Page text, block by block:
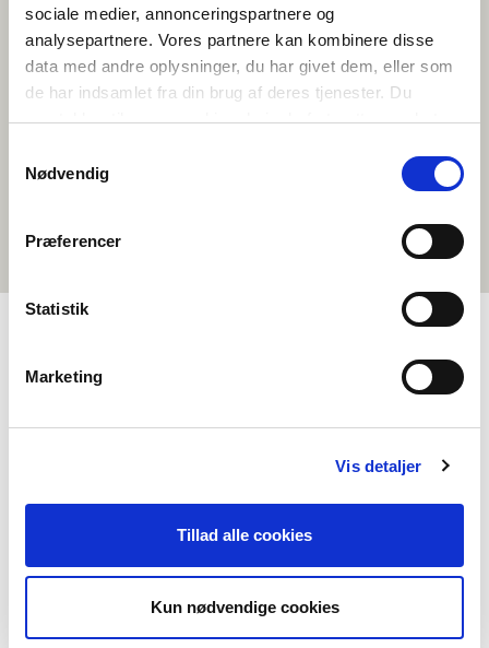
sociale medier, annonceringspartnere og
analysepartnere. Vores partnere kan kombinere disse
data med andre oplysninger, du har givet dem, eller som
de har indsamlet fra din brug af deres tjenester. Du
samtykker til vores cookies, hvis du fortsætter med at
Nødvendig
Præferencer
Statistik
Marketing
Vis detaljer
Tillad alle cookies
Kun nødvendige cookies
VALMYND
Um okkur
Önnur verkefni okkar
Norrænt samstarf
Vefsíðan TegnTube er hugsuð fyrir börn og ungmenni á
Norðurlöndunum, sem eru forvitin um táknmál, en einnig
aðstandendur eða kennara döff barna. Hér er hægt að sjá kvikmynd
þar sem döff börn og ungmenni segja frá sínum hversdegi og hvaða
þýðingu táknmál hafi fyrir þau. Hvað er líkt og ólíkt milli málanna? Eru
falskir vinir sem þarf að passa sig á? Hvernig eiga manneskjur á